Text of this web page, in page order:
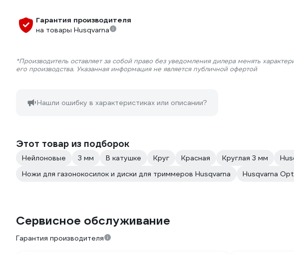
Гарантия производителя
на товары Husqvarna
*Производитель оставляет за собой право без уведомления дилера менять
его производства. Указанная информация не является публичной офертой
Нашли ошибку в характеристиках или описании?
Этот товар из подборок
Нейлоновые 3 мм В катушке Круг Красная Круглая 3 мм
Ножи для газонокосилок и диски для триммеров Husqvarna
Husqvarna
Сервисное обслуживание
Гарантия производителя